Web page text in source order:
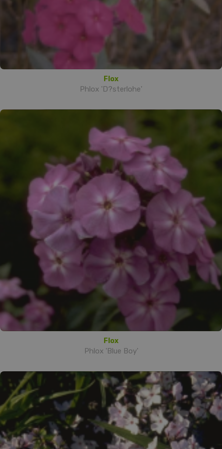
Flox
Phlox 'D?sterlohe'
Flox
Phlox 'Blue Boy'